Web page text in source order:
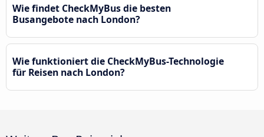
Wie findet CheckMyBus die besten
Busangebote nach London?
Wie funktioniert die CheckMyBus-Technologie
für Reisen nach London?